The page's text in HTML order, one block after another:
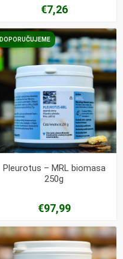
€7,26
DOPORUČUJEME
Pleurotus – MRL biomasa
250g
€97,99